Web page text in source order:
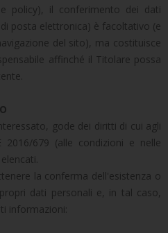
policy), il conferimento dei dati
posta elettronica) è facoltativo (e
del sito), ma costituisce
affinché il Titolare possa
gode dei diritti di cui agli
679 (alle condizioni e nelle
la conferma dell'esistenza o
dati personali e, in tal caso,
informazioni: